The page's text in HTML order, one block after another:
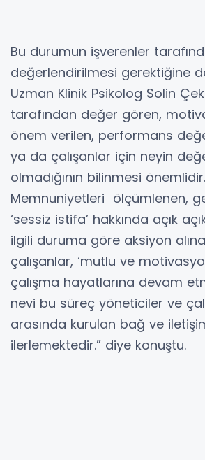
Bu durumun işverenler
değerlendirilmesi gerektiğine
Uzman Klinik Psikolog Solin
tarafından değer gören,
önem verilen, performans
ya da çalışanlar için neyin
olmadığının bilinmesi önemlidir.
Memnuniyetleri ölçümlenen,
‘sessiz istifa’ hakkında açık
ilgili duruma göre aksiyon
çalışanlar, ‘mutlu ve
çalışma hayatlarına devam
nevi bu süreç yöneticiler ve
arasında kurulan bağ ve
ilerlemektedir.” diye konuştu.